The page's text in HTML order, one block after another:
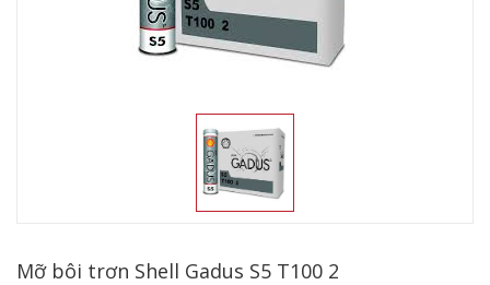
Mỡ bôi trơn Shell Gadus S5 T100 2